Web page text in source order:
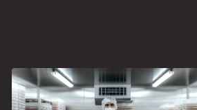
A paranaense Vuelo Pharma é
uma das 13 empresas brasileiras